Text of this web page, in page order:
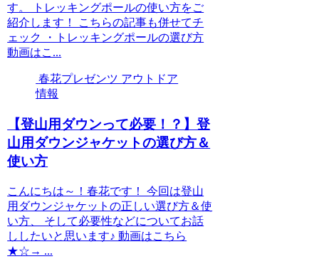
す。 トレッキングポールの使い方をご
紹介します！ こちらの記事も併せてチ
ェック ・トレッキングポールの選び方
動画はこ...
春花プレゼンツ アウトドア
情報
【登山用ダウンって必要！？】登
山用ダウンジャケットの選び方＆
使い方
こんにちは～！春花です！ 今回は登山
用ダウンジャケットの正しい選び方＆使
い方、 そして必要性などについてお話
ししたいと思います♪ 動画はこちら
★☆→ ...